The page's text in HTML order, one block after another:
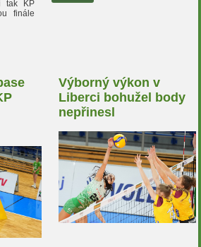
tak KP
finále
Výborný výkon v
Liberci bohužel body
nepřinesl